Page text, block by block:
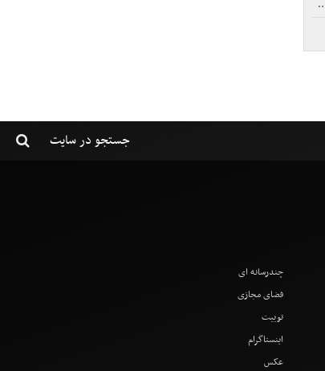
چندرسانه ای
فضای مجازی
توییت
اینستاگرام
عکس